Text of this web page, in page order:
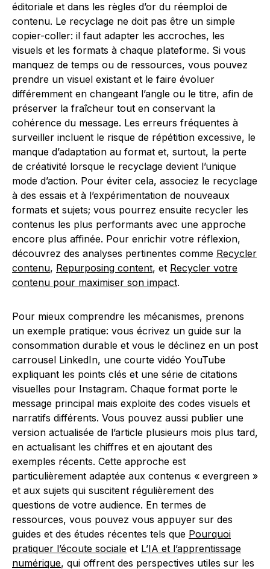
éditoriale et dans les règles d’or du réemploi de
contenu. Le recyclage ne doit pas être un simple
copier-coller: il faut adapter les accroches, les
visuels et les formats à chaque plateforme. Si vous
manquez de temps ou de ressources, vous pouvez
prendre un visuel existant et le faire évoluer
différemment en changeant l’angle ou le titre, afin de
préserver la fraîcheur tout en conservant la
cohérence du message. Les erreurs fréquentes à
surveiller incluent le risque de répétition excessive, le
manque d’adaptation au format et, surtout, la perte
de créativité lorsque le recyclage devient l’unique
mode d’action. Pour éviter cela, associez le recyclage
à des essais et à l’expérimentation de nouveaux
formats et sujets; vous pourrez ensuite recycler les
contenus les plus performants avec une approche
encore plus affinée. Pour enrichir votre réflexion,
découvrez des analyses pertinentes comme Recycler
contenu, Repurposing content, et Recycler votre
contenu pour maximiser son impact.
Pour mieux comprendre les mécanismes, prenons
un exemple pratique: vous écrivez un guide sur la
consommation durable et vous le déclinez en un post
carrousel LinkedIn, une courte vidéo YouTube
expliquant les points clés et une série de citations
visuelles pour Instagram. Chaque format porte le
message principal mais exploite des codes visuels et
narratifs différents. Vous pouvez aussi publier une
version actualisée de l’article plusieurs mois plus tard,
en actualisant les chiffres et en ajoutant des
exemples récents. Cette approche est
particulièrement adaptée aux contenus « evergreen »
et aux sujets qui suscitent régulièrement des
questions de votre audience. En termes de
ressources, vous pouvez vous appuyer sur des
guides et des études récentes tels que Pourquoi
pratiquer l’écoute sociale et L’IA et l’apprentissage
numérique, qui offrent des perspectives utiles sur les